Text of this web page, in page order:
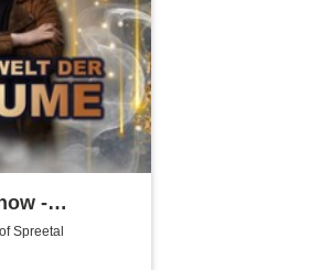
-
TRÄUME
Spreetal